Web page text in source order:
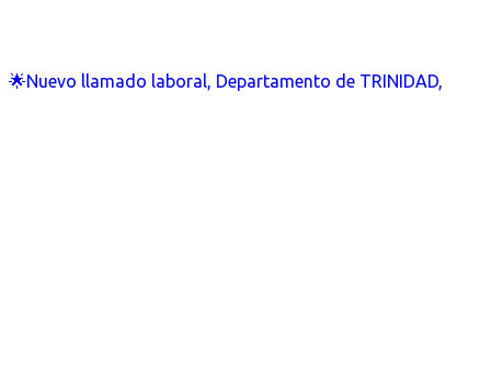
🌟Nuevo llamado laboral, Departamento de TRINIDAD,